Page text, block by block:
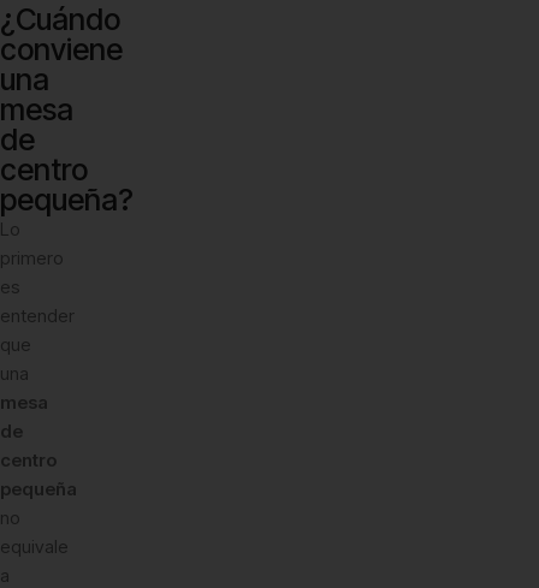
¿Cuándo
conviene
una
mesa
de
centro
pequeña?
Lo
primero
es
entender
que
una
mesa
de
centro
pequeña
no
equivale
a